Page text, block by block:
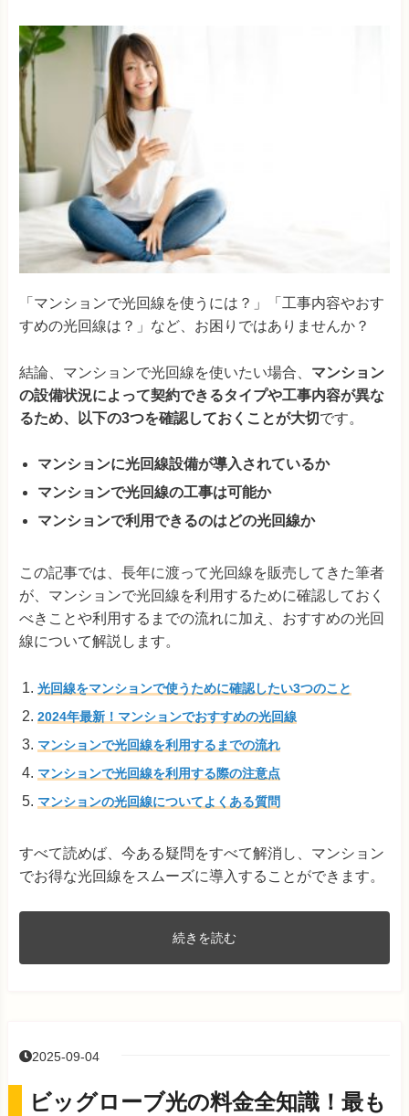
「マンションで光回線を使うには？」「工事内容やおす
すめの光回線は？」など、お困りではありませんか？
結論、マンションで光回線を使いたい場合、 マンション
の設備状況によって契約できるタイプや工事内容が異な
るため、以下の3つを確認しておくことが大切 です。
マンションに光回線設備が導入されているか
マンションで光回線の工事は可能か
マンションで利用できるのはどの光回線か
この記事では、長年に渡って光回線を販売してきた筆者
が、マンションで光回線を利用するために確認しておく
べきことや利用するまでの流れに加え、おすすめの光回
線について解説します。
光回線をマンションで使うために確認したい3つのこと
2024年最新！マンションでおすすめの光回線
マンションで光回線を利用するまでの流れ
マンションで光回線を利用する際の注意点
マンションの光回線についてよくある質問
すべて読めば、今ある疑問をすべて解消し、マンション
でお得な光回線をスムーズに導入することができます。
続きを読む
2025-09-04
ビッグローブ光の料金全知識！最も